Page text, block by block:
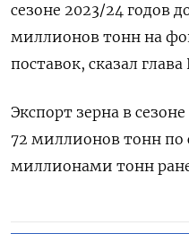
сезоне 2023/24 годов
миллионов тонн на
поставок, сказал
Экспорт зерна в
72 миллионов тонн по
миллионами тонн